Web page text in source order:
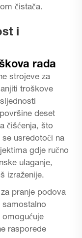
čistača.
i
rada
strojeve za
troškove
deset
čišćenja, što
usredotoči na
gdje ručno
ulaganje,
izraženije.
pranje podova
samostalno
rasporede